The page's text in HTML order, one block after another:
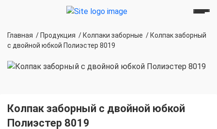
Главная / Продукция / Колпаки заборные / Колпак заборный
с двойной юбкой Полиэстер 8019
Колпак заборный с двойной юбкой
Полиэстер 8019